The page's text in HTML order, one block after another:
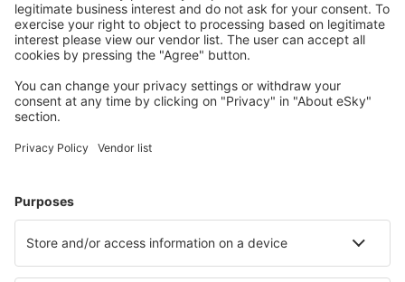
Ubytování dle vašeho gusta
Vyberte si z více než 1.3 milionu zařízení: hotelů,
Nejvyhledávanější hotely uživateli eSky
Hotely v Palermu Hotely v Miláně Hotely v Neapoli